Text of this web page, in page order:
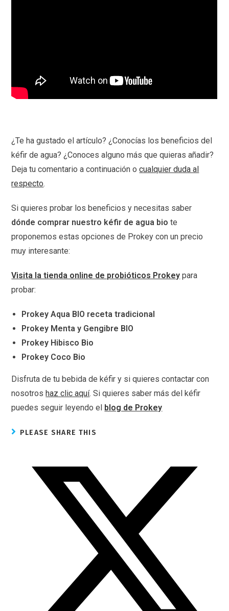
¿Te ha gustado el artículo? ¿Conocías los beneficios del
kéfir de agua? ¿Conoces alguno más que quieras añadir?
Deja tu comentario a continuación ocualquier duda al
respecto.
Si quieres probar los beneficios y necesitas saber
dónde comprar nuestro kéfir de agua bio te
proponemos estas opciones de Prokey con un precio
muy interesante:
Visita la tienda online de probióticos Prokey para
probar:
Prokey Aqua BIO receta tradicional
Prokey Menta y Gengibre BIO
Prokey Hibisco Bio
Prokey Coco Bio
Disfruta de tu bebida de kéfir y si quieres contactar con
nosotroshaz clic aquí. Si quieres saber más del kéfir
puedes seguir leyendo el blog de Prokey
PLEASE SHARE THIS